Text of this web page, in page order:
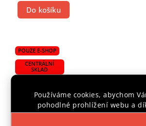
Používáme cookies, abychom
pohodlné prohlížení webu a
provozu webu neustále
Do košíku
POUZE E-SHOP
CENTRÁLNÍ
SKLAD